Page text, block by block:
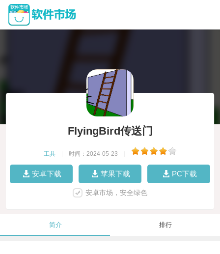
FlyingBird传送门
工具 时间：2024-05-23
安卓下载 苹果下载 PC下载
安卓市场，安全绿色
简介 排行